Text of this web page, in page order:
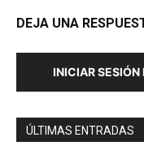
DEJA UNA
INICIAR SESIÓN
ÚLTIMAS ENTRADAS